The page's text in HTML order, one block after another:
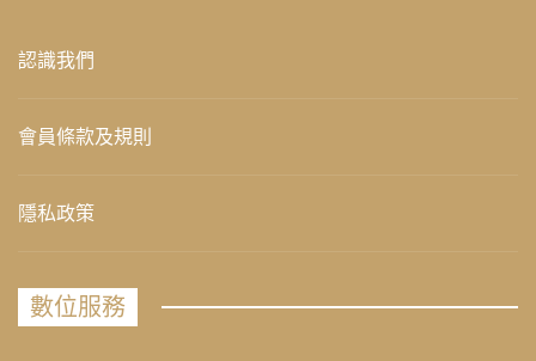
認識我們
會員條款及規則
隱私政策
數位服務